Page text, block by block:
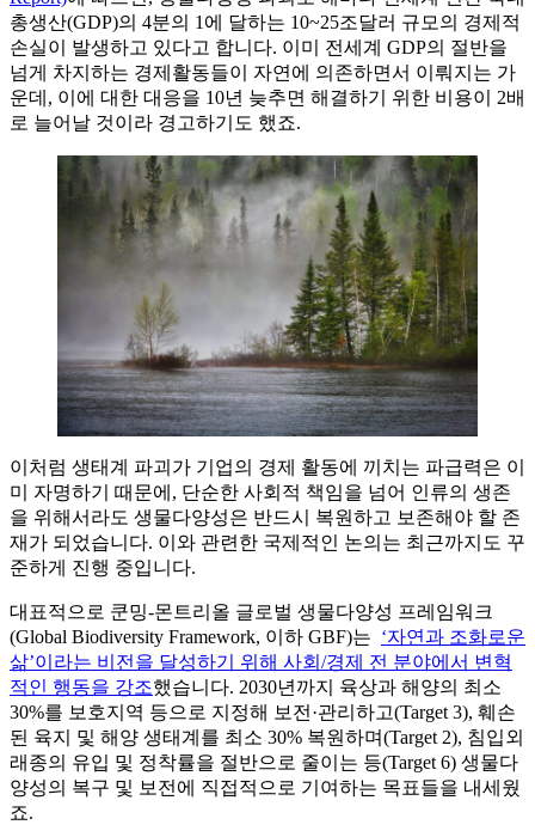
총생산(GDP)의 4분의 1에 달하는 10~25조달러 규모의 경제적
손실이 발생하고 있다고 합니다. 이미 전세계 GDP의 절반을
넘게 차지하는 경제활동들이 자연에 의존하면서 이뤄지는 가
운데, 이에 대한 대응을 10년 늦추면 해결하기 위한 비용이 2배
로 늘어날 것이라 경고하기도 했죠.
이처럼 생태계 파괴가 기업의 경제 활동에 끼치는 파급력은 이
미 자명하기 때문에, 단순한 사회적 책임을 넘어 인류의 생존
을 위해서라도 생물다양성은 반드시 복원하고 보존해야 할 존
재가 되었습니다. 이와 관련한 국제적인 논의는 최근까지도 꾸
준하게 진행 중입니다.
대표적으로 쿤밍-몬트리올 글로벌 생물다양성 프레임워크
(Global Biodiversity Framework, 이하 GBF)는 ‘자연과 조화로운
삶’이라는 비전을 달성하기 위해 사회/경제 전 분야에서 변혁
적인 행동을 강조했습니다. 2030년까지 육상과 해양의 최소
30%를 보호지역 등으로 지정해 보전·관리하고(Target 3), 훼손
된 육지 및 해양 생태계를 최소 30% 복원하며(Target 2), 침입외
래종의 유입 및 정착률을 절반으로 줄이는 등(Target 6) 생물다
양성의 복구 및 보전에 직접적으로 기여하는 목표들을 내세웠
죠.